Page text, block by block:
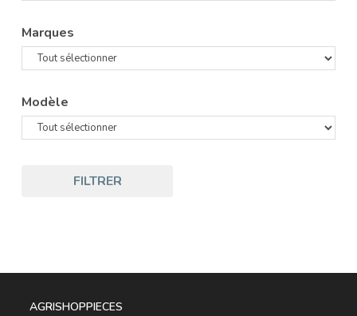
Marques
Modèle
FILTRER
AGRISHOPPIECES